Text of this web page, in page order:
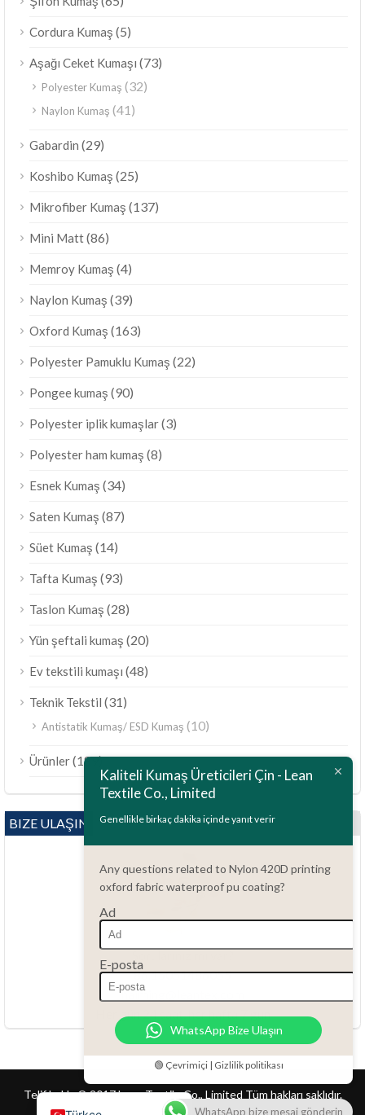
Cordura Kumaş (5)
Aşağı Ceket Kumaşı (73)
Polyester Kumaş (32)
Naylon Kumaş (41)
Gabardin (29)
Koshibo Kumaş (25)
Mikrofiber Kumaş (137)
Mini Matt(86)
Memroy Kumaş (4)
Naylon Kumaş (39)
Oxford Kumaş (163)
Polyester Pamuklu Kumaş (22)
Pongee kumaş (90)
Polyester iplik kumaşlar(3)
Polyester ham kumaş (8)
Esnek Kumaş (34)
Saten Kumaş (87)
Süet Kumaş (14)
Tafta Kumaş (93)
Taslon Kumaş (28)
Yün şeftali kumaş (20)
Ev tekstili kumaşı (48)
Teknik Tekstil (31)
Antistatik Kumaş/ ESD Kumaş (10)
Ürünler(189)
BIZE ULAŞIN
Sorularınız mı var?
86.15051486055
haiming@leantex.com
Her gün 24 saat, her hafta 7 gün
Telif hakkı © 2017 Lean Textile Co., Limited Tüm hakları saklıdır.
Kaliteli Kumaş Üreticileri Çin - Lean
Textile Co., Limited
Genellikle birkaç dakika içinde yanıt verir
Any questions related to Nylon 420D printing
oxford fabric waterproof pu coating?
Ad
E-posta
WhatsApp Bize Ulaşın
🟢 Çevrimiçi | Gizlilik politikası
WhatsApp bize mesaj gönderin
English
Español
Português do Brasil
Tiếng Việt
العربية
Bahasa Indonesia
Polski
Bahasa Melayu